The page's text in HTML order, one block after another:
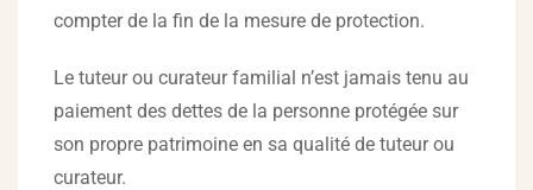
compter de la fin de la mesure de protection.
Le tuteur ou curateur familial n’est jamais tenu au
paiement des dettes de la personne protégée sur
son propre patrimoine en sa qualité de tuteur ou
curateur.